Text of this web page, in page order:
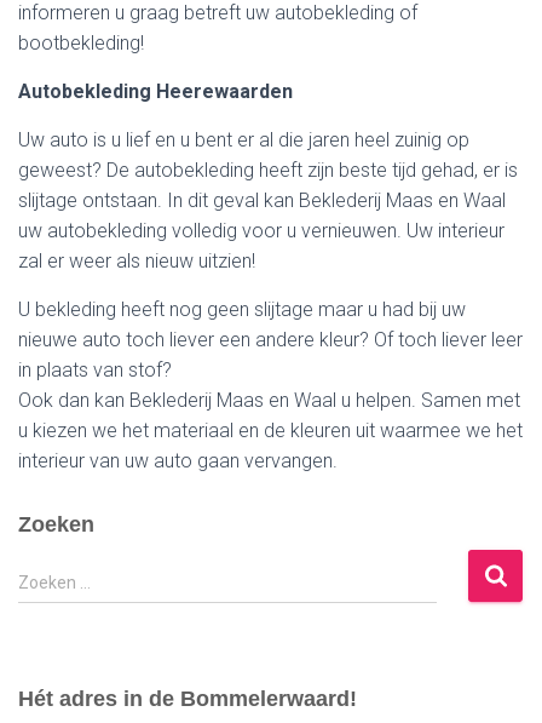
informeren u graag betreft uw autobekleding of
bootbekleding!
Autobekleding Heerewaarden
Uw auto is u lief en u bent er al die jaren heel zuinig op
geweest? De autobekleding heeft zijn beste tijd gehad, er is
slijtage ontstaan. In dit geval kan Beklederij Maas en Waal
uw autobekleding volledig voor u vernieuwen. Uw interieur
zal er weer als nieuw uitzien!
U bekleding heeft nog geen slijtage maar u had bij uw
nieuwe auto toch liever een andere kleur? Of toch liever leer
in plaats van stof?
Ook dan kan Beklederij Maas en Waal u helpen. Samen met
u kiezen we het materiaal en de kleuren uit waarmee we het
interieur van uw auto gaan vervangen.
Zoeken
Zoeken …
Hét adres in de Bommelerwaard!